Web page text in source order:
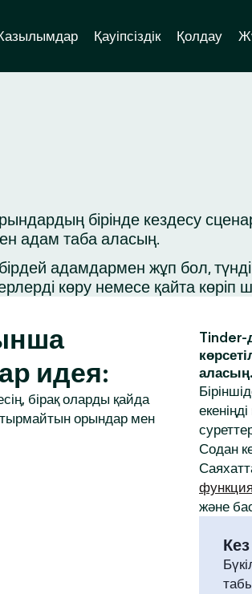
Қауіпсіздік Қолдау
бірінде кездесу
адам таба аласың.
адамдармен жұп бол,
көру немесе қайта көріп
идея:
бірақ оларды қайда
орындар мен
Tinder-
аласың.
Содан
және